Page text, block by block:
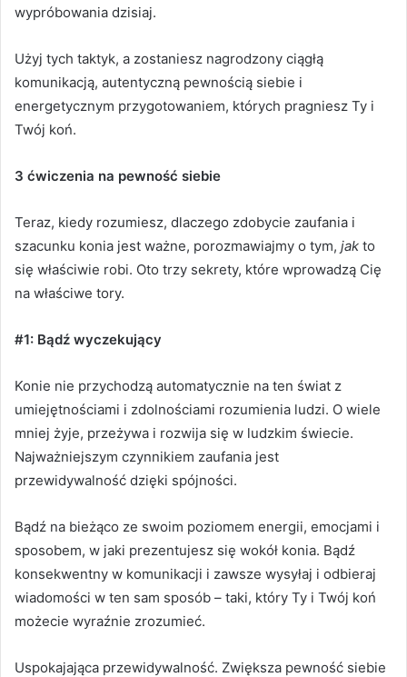
wypróbowania dzisiaj.
Użyj tych taktyk, a zostaniesz nagrodzony ciągłą
komunikacją, autentyczną pewnością siebie i
energetycznym przygotowaniem, których pragniesz Ty i
Twój koń.
3 ćwiczenia na pewność siebie
Teraz, kiedy rozumiesz, dlaczego zdobycie zaufania i
szacunku konia jest ważne, porozmawiajmy o tym, jak to
się właściwie robi. Oto trzy sekrety, które wprowadzą Cię
na właściwe tory.
#1: Bądź wyczekujący
Konie nie przychodzą automatycznie na ten świat z
umiejętnościami i zdolnościami rozumienia ludzi. O wiele
mniej żyje, przeżywa i rozwija się w ludzkim świecie.
Najważniejszym czynnikiem zaufania jest
przewidywalność dzięki spójności.
Bądź na bieżąco ze swoim poziomem energii, emocjami i
sposobem, w jaki prezentujesz się wokół konia. Bądź
konsekwentny w komunikacji i zawsze wysyłaj i odbieraj
wiadomości w ten sam sposób – taki, który Ty i Twój koń
możecie wyraźnie zrozumieć.
Uspokajająca przewidywalność. Zwiększa pewność siebie